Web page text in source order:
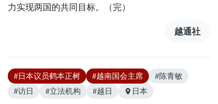
力实现两国的共同目标。（完）
越通社
#日本议员鹤本正树 #越南国会主席
#陈青敏
#访日
#立法机构 #越日 日本